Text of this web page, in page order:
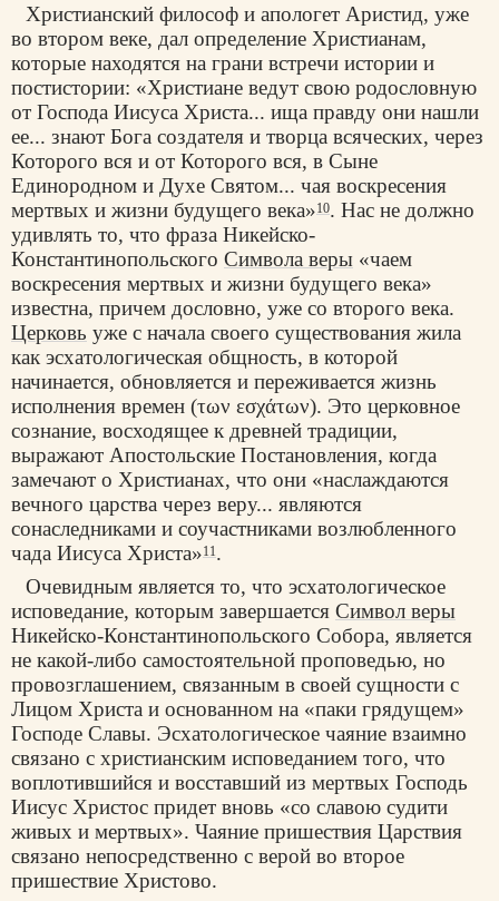
Христианский философ и апологет Аристид, уже
во втором веке, дал определение Христианам,
которые находятся на грани встречи истории и
постистории: «Христиане ведут свою родословную
от Господа Иисуса Христа... ища правду они нашли
ее... знают Бога создателя и творца всяческих, через
Которого вся и от Которого вся, в Сыне
Единородном и Духе Святом... чая воскресения
мертвых и жизни будущего века»10. Нас не должно
удивлять то, что фраза Никейско-
Константинопольского Символа веры «чаем
воскресения мертвых и жизни будущего века»
известна, причем дословно, уже со второго века.
Церковь уже с начала своего существования жила
как эсхатологическая общность, в которой
начинается, обновляется и переживается жизнь
исполнения времен (των εσχάτων). Это церковное
сознание, восходящее к древней традиции,
выражают Апостольские Постановления, когда
замечают о Христианах, что они «наслаждаются
вечного царства через веру... являются
сонаследниками и соучастниками возлюбленного
чада Иисуса Христа»11.
Очевидным является то, что эсхатологическое
исповедание, которым завершается Символ веры
Никейско-Константинопольского Собора, является
не какой-либо самостоятельной проповедью, но
провозглашением, связанным в своей сущности с
Лицом Христа и основанном на «паки грядущем»
Господе Славы. Эсхатологическое чаяние взаимно
связано с христианским исповеданием того, что
воплотившийся и восставший из мертвых Господь
Иисус Христос придет вновь «со славою судити
живых и мертвых». Чаяние пришествия Царствия
связано непосредственно с верой во второе
пришествие Христово.